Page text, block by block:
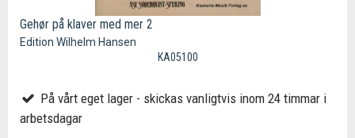
Gehør på klaver med mer 2
Edition Wilhelm Hansen
KA05100
På vårt eget lager - skickas vanligtvis inom 24 timmar i
arbetsdagar